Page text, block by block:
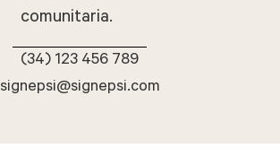
comunitaria.
(34) 123 456 789
signepsi@signepsi.com